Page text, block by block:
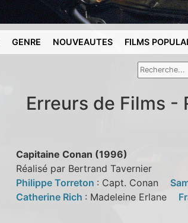
GENRE NOUVEAUTES FILMS
Erreurs de Films -
Capitaine Conan (1996)
Réalisé par Bertrand Tavernier
Philippe Torreton : Capt. Conan
Catherine Rich : Madeleine Erlane